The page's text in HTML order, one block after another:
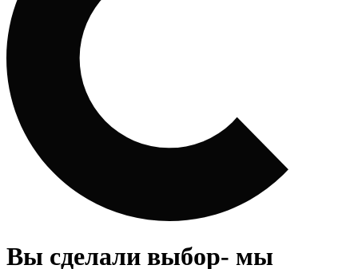
Вы сделали выбор- мы